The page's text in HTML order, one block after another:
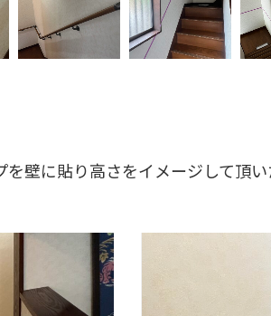
壁に貼り高さをイメージして頂い